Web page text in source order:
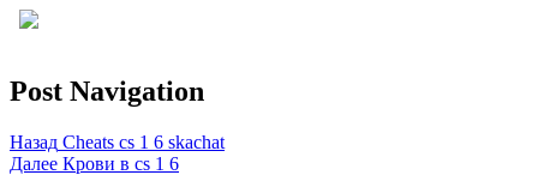
Post Navigation
Назад Cheats cs 1 6 skachat
Далее Крови в cs 1 6